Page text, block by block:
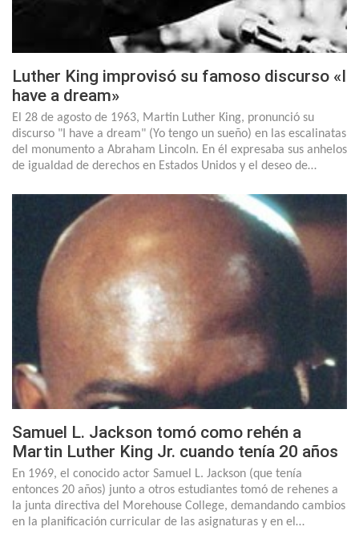
Luther King improvisó su famoso discurso «I
have a dream»
El 28 de agosto de 1963, Martin Luther King, pronunció su
discurso "I have a dream" (Yo tengo un sueño) en las escalinatas
del monumento a Abraham Lincoln. En él expresaba sus anhelos
de igualdad de derechos en Estados Unidos y el deseo de…
Samuel L. Jackson tomó como rehén a
Martin Luther King Jr. cuando tenía 20 años
En 1969, el conocido actor Samuel L. Jackson (que tenía
entonces 20 años) junto a otros estudiantes tomó de rehenes a
la junta directiva del Morehouse College, demandando cambios
en la planificación curricular de las asignaturas y en el…